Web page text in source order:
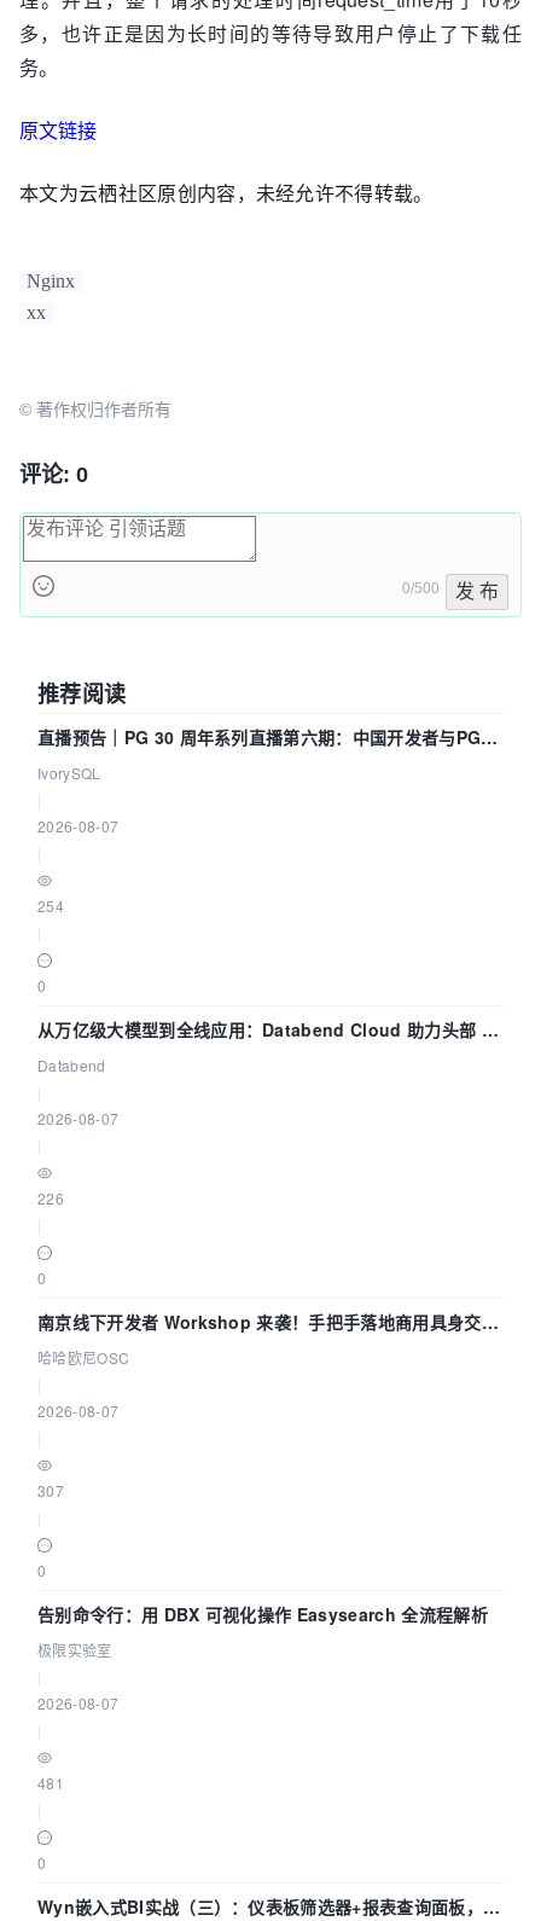
多，也许正是因为长时间的等待导致用户停止了下载任
务。
原文链接
本文为云栖社区原创内容，未经允许不得转载。
Nginx
xx
© 著作权归作者所有
评论: 0
0/500 发 布
推荐阅读
直播预告｜PG 30 周年系列直播第六期：中国开发者与PG内
核——我们改得动吗？我们贡献了什么？
IvorySQL
2026-08-07
254
0
从万亿级大模型到全线应用：Databend Cloud 助力头部 AI
企业构建全链路 Trace 数据管道
Databend
2026-08-07
226
0
南京线下开发者 Workshop 来袭！手把手落地商用具身交互
智能 Agent 应用
哈哈欧尼OSC
2026-08-07
307
0
告别命令行：用 DBX 可视化操作 Easysearch 全流程解析
极限实验室
2026-08-07
481
0
Wyn嵌入式BI实战（三）：仪表板筛选器+报表查询面板，参